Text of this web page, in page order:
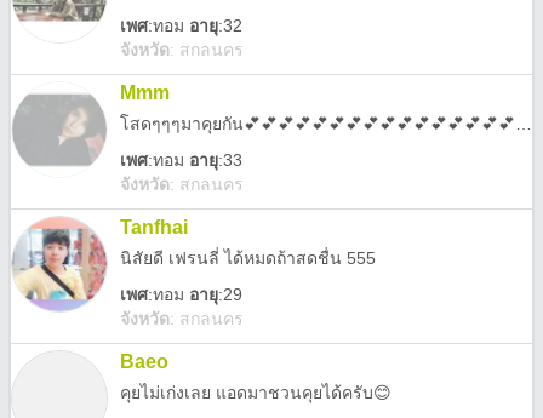
เพศ:ทอม อายุ:32
จังหวัด: สกลนคร
Mmm
เพศ:ทอม อายุ:33
จังหวัด: สกลนคร
Tanfhai
นิสัยดี เฟรนลี่ ได้หมดถ้าสดชื่น 555
เพศ:ทอม อายุ:29
จังหวัด: สกลนคร
Baeo
คุยไม่เก่งเลย แอดมาชวนคุยได้ครับ😊